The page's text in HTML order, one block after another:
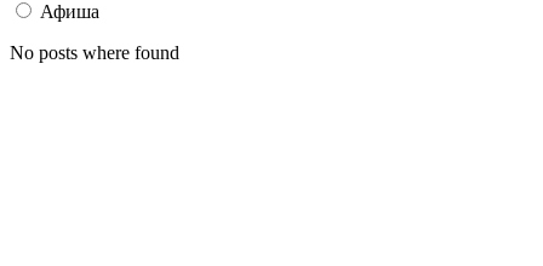
Афиша
No posts where found